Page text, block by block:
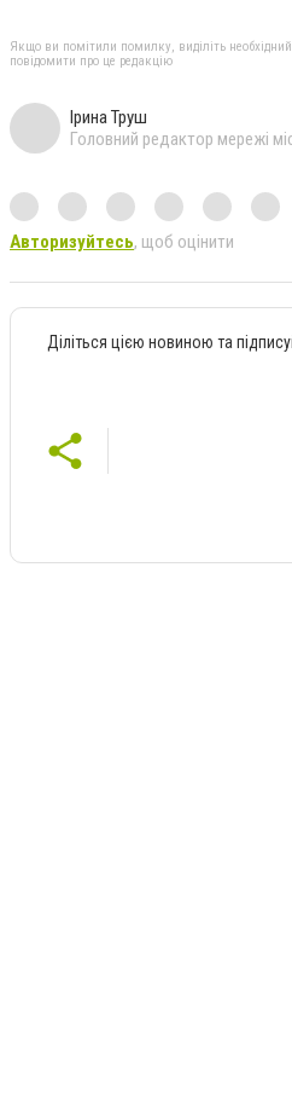
Якщо ви помітили помилку, виділіть
повідомити про це редакцію
Ірина Труш
Головний редактор мережі
Авторизуйтесь, щоб оцінити
Діліться цією новиною та